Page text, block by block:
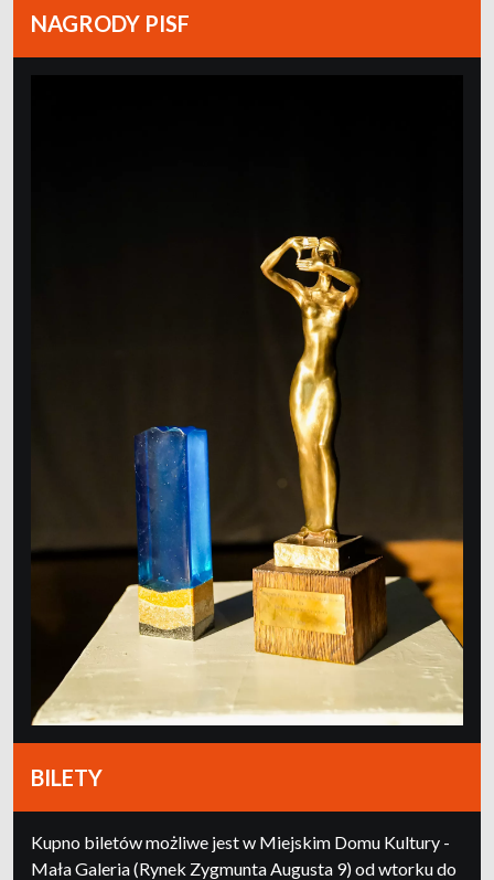
NAGRODY PISF
BILETY
Kupno biletów możliwe jest w Miejskim Domu Kultury -
Mała Galeria (Rynek Zygmunta Augusta 9) od wtorku do